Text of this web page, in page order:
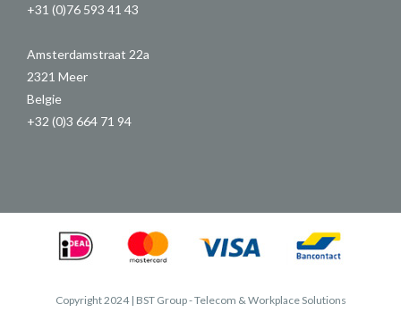
+31 (0)76 593 41 43
Amsterdamstraat 22a
2321 Meer
Belgie
+32 (0)3 664 71 94
Copyright 2024 | BST Group - Telecom & Workplace Solutions